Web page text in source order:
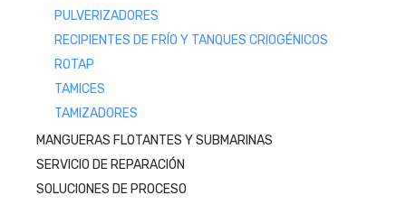
PULVERIZADORES
RECIPIENTES DE FRÍO Y TANQUES CRIOGÉNICOS
ROTAP
TAMICES
TAMIZADORES
MANGUERAS FLOTANTES Y SUBMARINAS
SERVICIO DE REPARACIÓN
SOLUCIONES DE PROCESO